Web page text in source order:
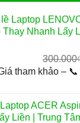
lề Laptop
Thay Nhanh Lấy
300.000
tham khảo –
ACER
Liền | Trung